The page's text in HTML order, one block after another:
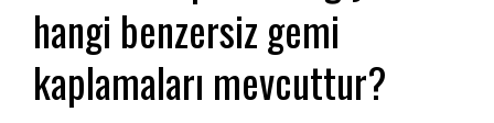
hangi benzersiz gemi
kaplamaları mevcuttur?